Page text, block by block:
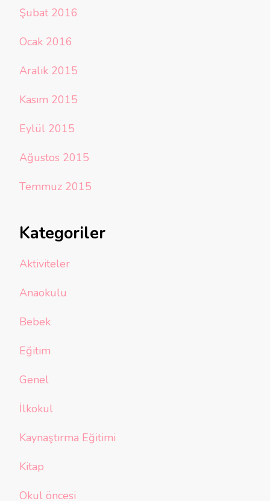
Şubat 2016
Ocak 2016
Aralık 2015
Kasım 2015
Eylül 2015
Ağustos 2015
Temmuz 2015
Kategoriler
Aktiviteler
Anaokulu
Bebek
Eğitim
Genel
İlkokul
Kaynaştırma Eğitimi
Kitap
Okul öncesi